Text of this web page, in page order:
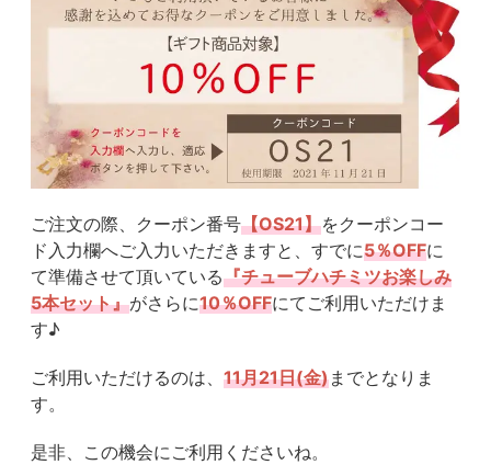
ご注文の際、クーポン番号【OS21】をクーポンコー
ド入力欄へご入力いただきますと、すでに5％OFFに
て準備させて頂いている『チューブハチミツお楽しみ
5本セット』がさらに10％OFFにてご利用いただけま
す♪
ご利用いただけるのは、 11月21日(金)までとなりま
す。
是非、この機会にご利用くださいね。